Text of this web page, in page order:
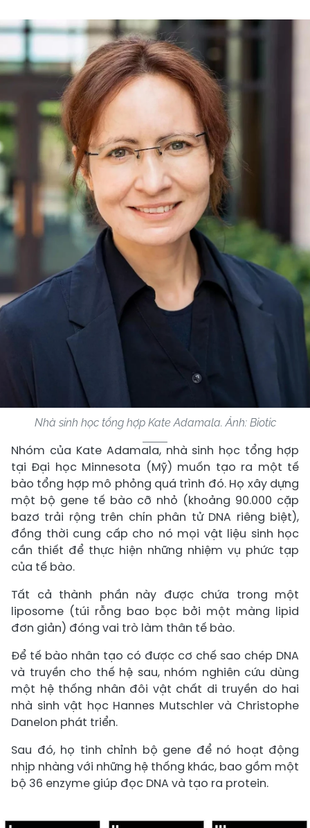
Nhà sinh học tổng hợp Kate Adamala. Ảnh: Biotic
Nhóm của Kate Adamala, nhà sinh học tổng hợp
tại Đại học Minnesota (Mỹ) muốn tạo ra một tế
bào tổng hợp mô phỏng quá trình đó. Họ xây dựng
một bộ gene tế bào cỡ nhỏ (khoảng 90.000 cặp
bazơ trải rộng trên chín phân tử DNA riêng biệt),
đồng thời cung cấp cho nó mọi vật liệu sinh học
cần thiết để thực hiện những nhiệm vụ phức tạp
của tế bào.
Tất cả thành phần này được chứa trong một
liposome (túi rỗng bao bọc bởi một màng lipid
đơn giản) đóng vai trò làm thân tế bào.
Để tế bào nhân tạo có được cơ chế sao chép DNA
và truyền cho thế hệ sau, nhóm nghiên cứu dùng
một hệ thống nhân đôi vật chất di truyền do hai
nhà sinh vật học Hannes Mutschler và Christophe
Danelon phát triển.
Sau đó, họ tinh chỉnh bộ gene để nó hoạt động
nhịp nhàng với những hệ thống khác, bao gồm một
bộ 36 enzyme giúp đọc DNA và tạo ra protein.